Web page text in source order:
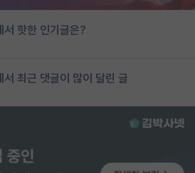
핫한 인기글은?
최근 댓글이 많이 달린 글